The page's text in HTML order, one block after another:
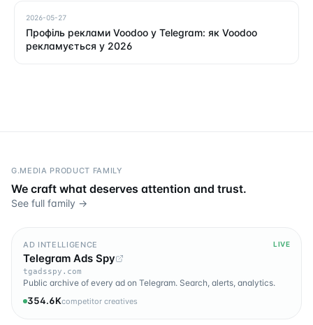
2026-05-27
Профіль реклами Voodoo у Telegram: як Voodoo
рекламується у 2026
G.MEDIA PRODUCT FAMILY
We craft what deserves attention and trust.
See full family →
AD INTELLIGENCE LIVE
Telegram Ads Spy
tgadsspy.com
Public archive of every ad on Telegram. Search, alerts, analytics.
354.6Kcompetitor creatives